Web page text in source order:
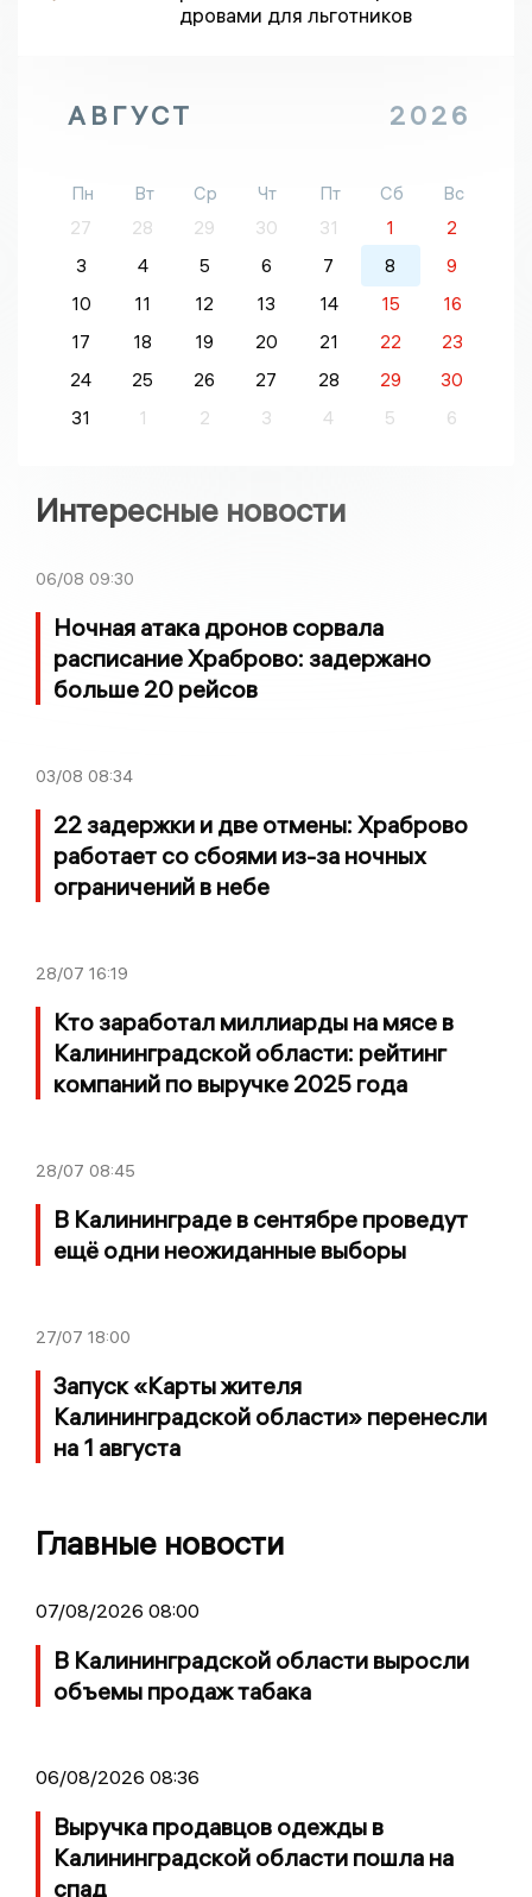
дровами для льготников
АВГУСТ 2026
Пн Вт Ср Чт Пт Сб
Вс
27
28 29 30 31 1
2
3
4 5 6 7 8
9
10
11 12 13 14 15
16
17
18 19 20 21 22
23
24
25 26 27 28 29
30
31
1 2 3 4 5 6
Интересные новости
06/08 09:30
Ночная атака дронов сорвала
расписание Храброво: задержано
больше 20 рейсов
03/08 08:34
22 задержки и две отмены: Храброво
работает со сбоями из-за ночных
ограничений в небе
28/07 16:19
Кто заработал миллиарды на мясе в
Калининградской области: рейтинг
компаний по выручке 2025 года
28/07 08:45
В Калининграде в сентябре проведут
ещё одни неожиданные выборы
27/07 18:00
Запуск «Карты жителя
Калининградской области» перенесли
на 1 августа
Главные новости
07/08/2026 08:00
В Калининградской области выросли
объемы продаж табака
06/08/2026 08:36
Выручка продавцов одежды в
Калининградской области пошла на
спад